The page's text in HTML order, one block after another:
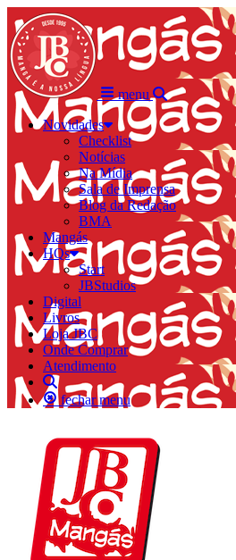
menu
Novidades
Checklist
Notícias
Na Mídia
Sala de Imprensa
Blog da Redação
BMA
Mangás
HQs
Start
JBStudios
Digital
Livros
Loja JBC
Onde Comprar
Atendimento
fechar menu